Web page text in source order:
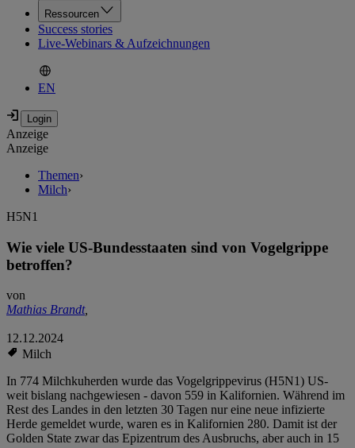
Ressourcen
Success stories
Live-Webinars & Aufzeichnungen
EN
Anzeige
Anzeige
Themen›
Milch›
H5N1
Wie viele US-Bundesstaaten sind von Vogelgrippe
betroffen?
von
Mathias Brandt,
12.12.2024
Milch
In 774 Milchkuherden wurde das Vogelgrippevirus (H5N1) US-
weit bislang nachgewiesen - davon 559 in Kalifornien. Während im
Rest des Landes in den letzten 30 Tagen nur eine neue infizierte
Herde gemeldet wurde, waren es in Kalifornien 280. Damit ist der
Golden State zwar das Epizentrum des Ausbruchs, aber auch in 15